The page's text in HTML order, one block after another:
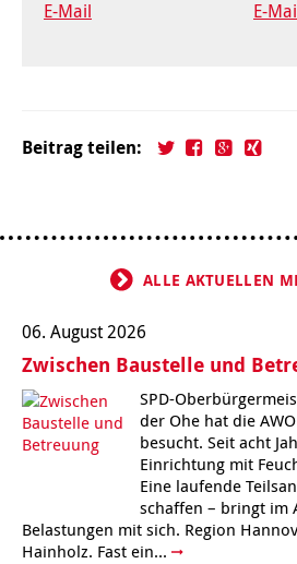
E-Mail
E-
Beitrag teilen:
ALLE AKTUELLEN
06. August 2026
Zwischen Baustelle und
SPD-
der Ohe hat die
besucht. Seit acht
Einrichtung mit
Eine laufende
schaffen – bringt im
Belastungen mit sich. Region
Hainholz. Fast ein...